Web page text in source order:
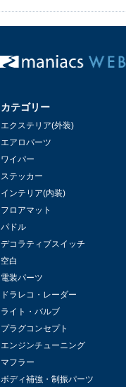
カテゴリー
エクステリア(外装)
エアロパーツ
ワイパー
ステッカー
インテリア(内装)
フロアマット
パドル
デコラティブスイッチ
空白
電装パーツ
ドラレコ・レーダー
ライト・バルブ
プラグコンセプト
エンジンチューニング
マフラー
ボディ補強・制振パーツ